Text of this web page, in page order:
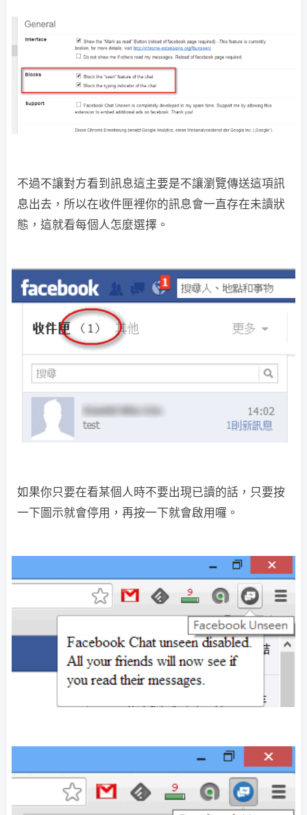
不過不讓對方看到訊息這主要是不讓瀏覽傳送這項訊
息出去，所以在收件匣裡你的訊息會一直存在未讀狀
態，這就看每個人怎麼選擇。
如果你只要在看某個人時不要出現已讀的話，只要按
一下圖示就會停用，再按一下就會啟用囉。